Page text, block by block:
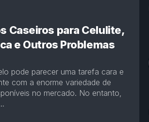
Caseiros para Celulite,
e Outros Problemas
pode parecer uma tarefa cara e
com a enorme variedade de
no mercado. No entanto,